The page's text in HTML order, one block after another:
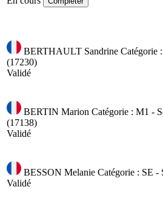
BERTHAULT Sandrine Catégorie
(17230)
Validé
BERTIN Marion Catégorie : M1 -
(17138)
Validé
BESSON Melanie Catégorie : SE -
Validé